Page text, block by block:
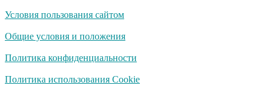
Экс-бойфренд дочери
из-за макарон
Условия пользования сайтом
Общие условия и положения
Политика конфиденциальности
Политика использования Cookie